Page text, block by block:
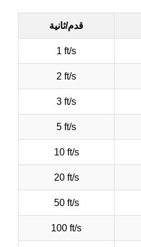
قدم/ثانية
1 ft/s
2 ft/s
3 ft/s
5 ft/s
10 ft/s
20 ft/s
50 ft/s
100 ft/s